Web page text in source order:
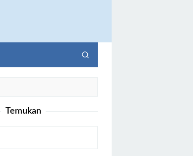
Temukan